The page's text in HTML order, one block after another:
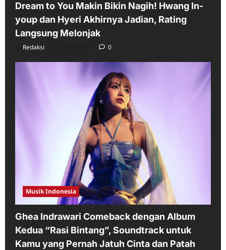
Dream to You Makin Bikin Nagih! Hwang In-
youp dan Hyeri Akhirnya Jadian, Rating
Langsung Melonjak
Redaksi 0
Musik Indonesia
Ghea Indrawari Comeback dengan Album
Kedua “Rasi Bintang”, Soundtrack untuk
Kamu yang Pernah Jatuh Cinta dan Patah